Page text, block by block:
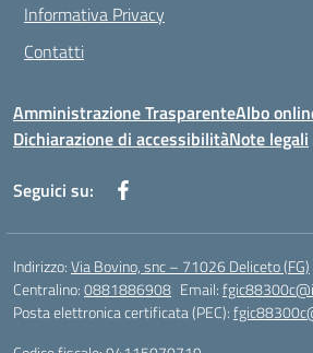
Informativa Privacy
Contatti
Amministrazione TrasparenteAlbo
Dichiarazione di accessibilitàNote legali
Seguici su:
Indirizzo:Via Bovino, snc – 71026 Deliceto (FG)
Centralino:0881886908 Email:
Posta elettronica certificata (PEC):